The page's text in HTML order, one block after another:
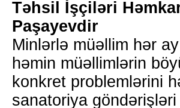
Təhsil İşçiləri
Paşayevdir
Minlərlə müəllim hər
həmin müəllimlərin
konkret problemlərini
sanatoriya göndərişləri